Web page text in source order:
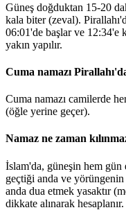
Güneş doğduktan 15-20
kala biter (zeval).
06:01'de başlar ve 12:34'e
yakın yapılır.
Cuma namazı
Cuma namazı camilerde
(öğle yerine geçer).
Namaz ne zaman
İslam'da, güneşin hem gün
geçtiği anda ve
anda dua etmek yasaktır
dikkate alınarak hesaplanır.